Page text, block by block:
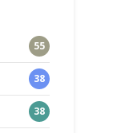
55
38
38